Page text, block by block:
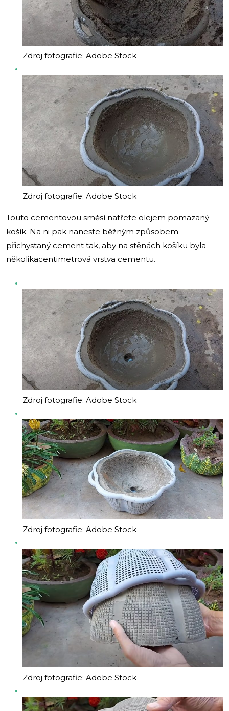
Zdroj fotografie: Adobe Stock
Zdroj fotografie: Adobe Stock
Touto cementovou směsí natřete olejem pomazaný
košík. Na ni pak naneste běžným způsobem
přichystaný cement tak, aby na stěnách košíku byla
několikacentimetrová vrstva cementu.
Zdroj fotografie: Adobe Stock
Zdroj fotografie: Adobe Stock
Zdroj fotografie: Adobe Stock